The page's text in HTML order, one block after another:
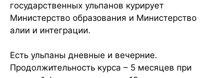
государственных ульпанов курирует
Министерство образования и Министерство
алии и интеграции.
Есть ульпаны дневные и вечерние.
Продолжительность курса – 5 месяцев при